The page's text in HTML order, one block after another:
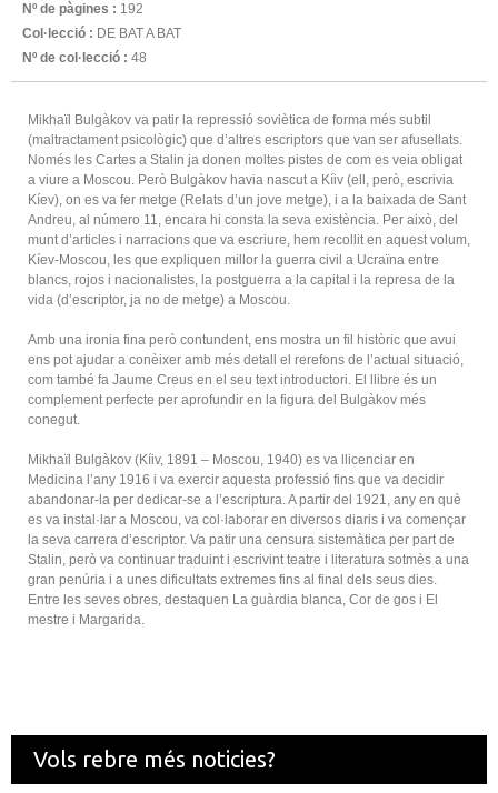
Nº de pàgines : 192
Col·lecció : DE BAT A BAT
Nº de col·lecció : 48
Mikhaïl Bulgàkov va patir la repressió soviètica de forma més subtil
(maltractament psicològic) que d’altres escriptors que van ser afusellats.
Només les Cartes a Stalin ja donen moltes pistes de com es veia obligat
a viure a Moscou. Però Bulgàkov havia nascut a Kíiv (ell, però, escrivia
Kíev), on es va fer metge (Relats d’un jove metge), i a la baixada de Sant
Andreu, al número 11, encara hi consta la seva existència. Per això, del
munt d’articles i narracions que va escriure, hem recollit en aquest volum,
Kíev-Moscou, les que expliquen millor la guerra civil a Ucraïna entre
blancs, rojos i nacionalistes, la postguerra a la capital i la represa de la
vida (d’escriptor, ja no de metge) a Moscou.
Amb una ironia fina però contundent, ens mostra un fil històric que avui
ens pot ajudar a conèixer amb més detall el rerefons de l’actual situació,
com també fa Jaume Creus en el seu text introductori. El llibre és un
complement perfecte per aprofundir en la figura del Bulgàkov més
conegut.
Mikhaïl Bulgàkov (Kíiv, 1891 – Moscou, 1940) es va llicenciar en
Medicina l’any 1916 i va exercir aquesta professió fins que va decidir
abandonar-la per dedicar-se a l’escriptura. A partir del 1921, any en què
es va instal·lar a Moscou, va col·laborar en diversos diaris i va començar
la seva carrera d’escriptor. Va patir una censura sistemàtica per part de
Stalin, però va continuar traduint i escrivint teatre i literatura sotmès a una
gran penúria i a unes dificultats extremes fins al final dels seus dies.
Entre les seves obres, destaquen La guàrdia blanca, Cor de gos i El
mestre i Margarida.
Vols rebre més noticies?